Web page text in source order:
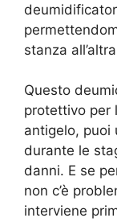
stanza
Questo
protettivo per
antigelo, puoi
durante le
danni. E se
non c’è
interviene